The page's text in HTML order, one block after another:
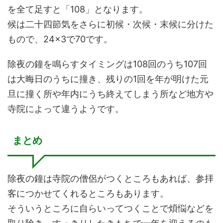
を全て足すと「108」となります。
候は二十四節気をさらに初候・次候・末候に分けた
もので、24×3で70です。
除夜の鐘を鳴らすタイミングは108回のうち107回
は大晦日のうちに撞き、残りの1回を年が明けた元
旦に撞く所や年内にうち終えてしまう所など地方や
寺院によって違うようです。
まとめ
除夜の鐘は寺院の僧侶がつくところもあれば、参拝
客につかせてくれるところもあります。
そういうところに自らいってつくことで煩悩などを